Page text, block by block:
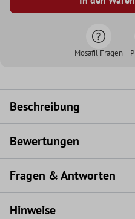
Mosafil Fragen
Beschreibung
Bewertungen
Fragen & Antworten
Hinweise